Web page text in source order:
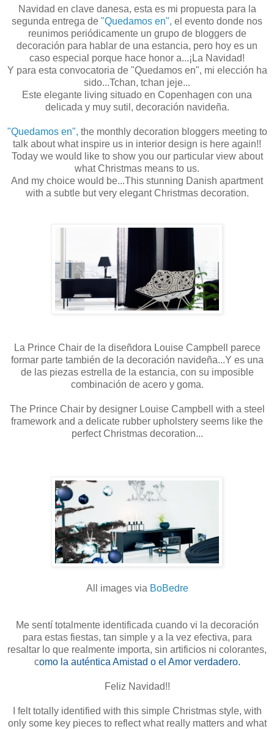
Navidad en clave danesa, esta es mi propuesta para la
segunda entrega de "Quedamos en", el evento donde nos
reunimos periódicamente un grupo de bloggers de
decoración para hablar de una estancia, pero hoy es un
caso especial porque hace honor a...¡La Navidad!
Y para esta convocatoria de "Quedamos en", mi elección ha
sido...Tchan, tchan jeje...
Este elegante living situado en Copenhagen con una
delicada y muy sutil, decoración navideña.
"Quedamos en", the monthly decoration bloggers meeting to
talk about what inspire us in interior design is here again!!
Today we would like to show you our particular view about
what Christmas means to us.
And my choice would be...This stunning Danish apartment
with a subtle but very elegant Christmas decoration.
La Prince Chair de la diseñdora Louise Campbell parece
formar parte también de la decoración navideña...Y es una
de las piezas estrella de la estancia, con su imposible
combinación de acero y goma.
The Prince Chair by designer Louise Campbell
with a steel
framework and a delicate rubber upholstery seems like the
perfect Christmas decoration...
All images via BoBedre
Me sentí totalmente identificada cuando vi la decoración
para estas fiestas, tan simple y a la vez efectiva, para
resaltar lo que realmente importa, sin artificios ni colorantes,
como la auténtica Amistad o el Amor verdadero.
Feliz Navidad!!
I felt totally identified with this simple Christmas style, with
only some key pieces to reflect what really matters and what